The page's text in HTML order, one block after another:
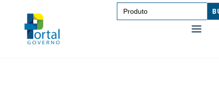
Search
for: